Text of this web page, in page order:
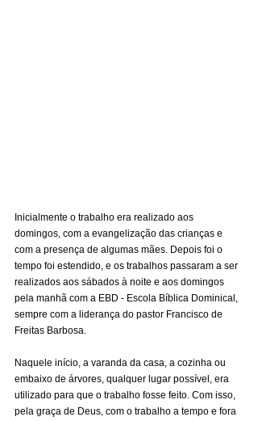
Inicialmente o trabalho era realizado aos
domingos, com a evangelização das crianças e
com a presença de algumas mães. Depois foi o
tempo foi estendido, e os trabalhos passaram a ser
realizados aos sábados à noite e aos domingos
pela manhã com a EBD - Escola Bíblica Dominical,
sempre com a liderança do pastor Francisco de
Freitas Barbosa.
Naquele início, a varanda da casa, a cozinha ou
embaixo de árvores, qualquer lugar possível, era
utilizado para que o trabalho fosse feito. Com isso,
pela graça de Deus, com o trabalho a tempo e fora